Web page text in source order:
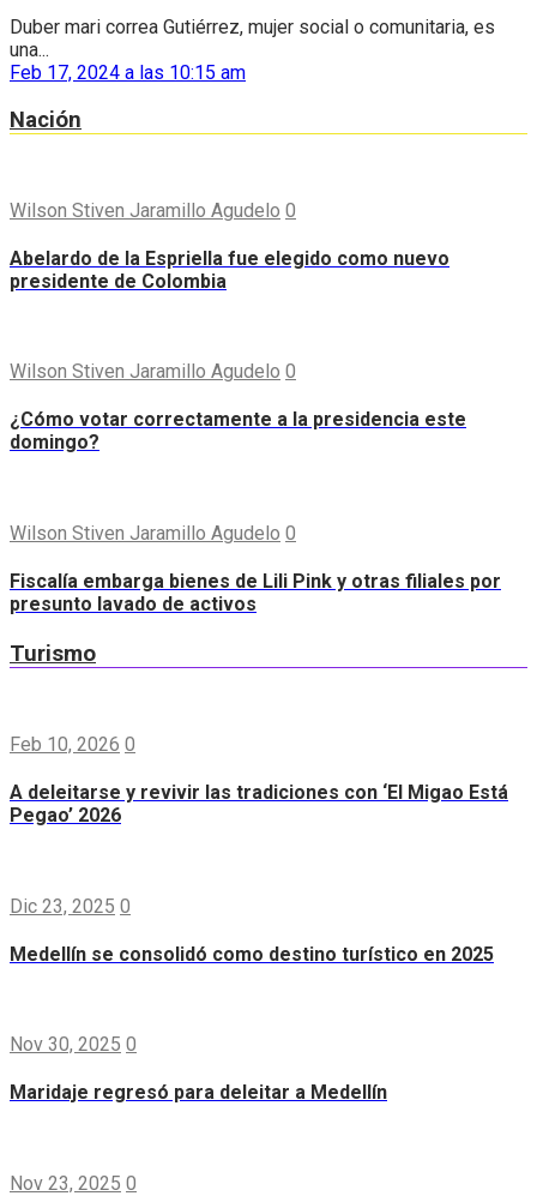
Duber mari correa Gutiérrez, mujer social o comunitaria, es
una...
Feb 17, 2024 a las 10:15 am
Nación
Wilson Stiven Jaramillo Agudelo 0
Abelardo de la Espriella fue elegido como nuevo
presidente de Colombia
Wilson Stiven Jaramillo Agudelo 0
¿Cómo votar correctamente a la presidencia este
domingo?
Wilson Stiven Jaramillo Agudelo 0
Fiscalía embarga bienes de Lili Pink y otras filiales por
presunto lavado de activos
Turismo
Feb 10, 2026 0
A deleitarse y revivir las tradiciones con ‘El Migao Está
Pegao’ 2026
Dic 23, 2025 0
Medellín se consolidó como destino turístico en 2025
Nov 30, 2025 0
Maridaje regresó para deleitar a Medellín
Nov 23, 2025 0